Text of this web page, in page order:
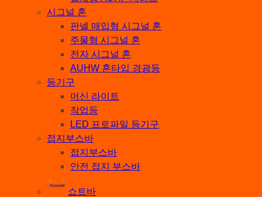
시그널 혼
판넬 매입형 시그널 혼
주물형 시그널 혼
전자 시그널 혼
AUHW 혼타입 경광등
등기구
머신 라이트
작업등
LED 프로파일 등기구
접지부스바
접지부스바
안전 접지 부스바
쇼트바